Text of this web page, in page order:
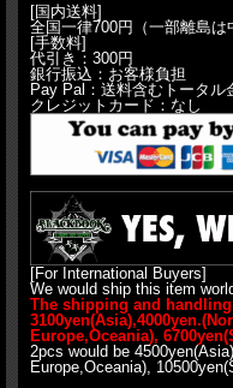
[国内送料]
全国一律700円（一部離島は
[手数料]
代引き：300円
銀行振込：お客様負担
Pay Pal：送料含むトータル
クレジットカード：なし
[For International Buyers]
We would ship this item
The shipping and
Europe,Oceania),
2pcs would be
Europe,Oceania),